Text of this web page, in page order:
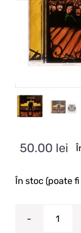
50.00 lei
În stoc (poate